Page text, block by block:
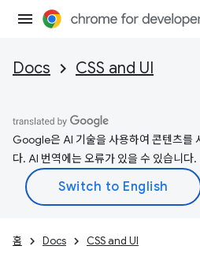
Docs CSS and UI
Google은 AI 기술을 사용하여 콘텐츠를
다. AI 번역에는 오류가 있을 수 있습니다.
홈 Docs CSS and UI